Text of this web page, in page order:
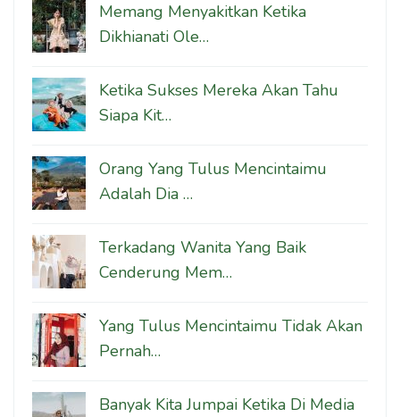
Memang Menyakitkan Ketika
Dikhianati Ole…
Ketika Sukses Mereka Akan Tahu
Siapa Kit…
Orang Yang Tulus Mencintaimu
Adalah Dia …
Terkadang Wanita Yang Baik
Cenderung Mem…
Yang Tulus Mencintaimu Tidak Akan
Pernah…
Banyak Kita Jumpai Ketika Di Media